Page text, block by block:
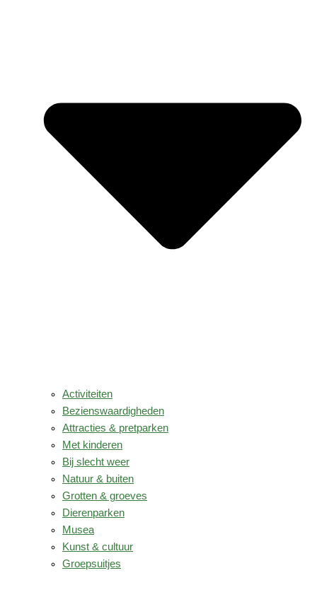
Activiteiten
Bezienswaardigheden
Attracties & pretparken
Met kinderen
Bij slecht weer
Natuur & buiten
Grotten & groeves
Dierenparken
Musea
Kunst & cultuur
Groepsuitjes